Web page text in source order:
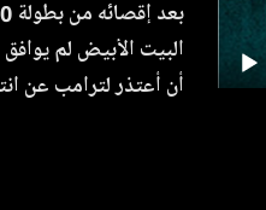
البيت الأبيض لم
أن أعتذر لترامب عن